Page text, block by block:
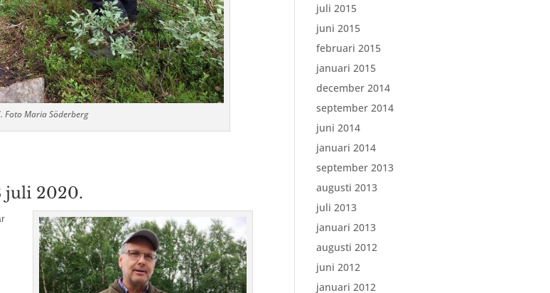
Foto Maria Söderberg
juli 2020.
juli 2015
juni 2015
februari 2015
januari 2015
december 2014
september 2014
juni 2014
januari 2014
september 2013
augusti 2013
juli 2013
januari 2013
augusti 2012
juni 2012
januari 2012